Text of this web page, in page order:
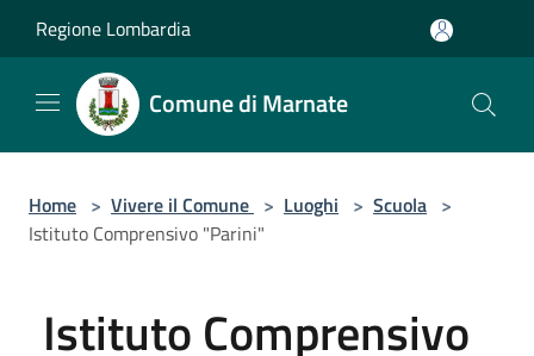
Regione Lombardia
Comune di Marnate
Home > Vivere il Comune > Luoghi > Scuola >
Istituto Comprensivo "Parini"
Istituto Comprensivo